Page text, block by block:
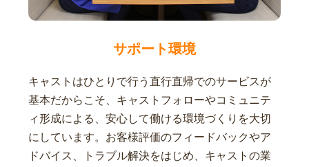
サポート環境
キャストはひとりで行う直行直帰でのサービスが
基本だからこそ、キャストフォローやコミュニテ
ィ形成による、安心して働ける環境づくりを大切
にしています。お客様評価のフィードバックやア
ドバイス、トラブル解決をはじめ、キャストの業